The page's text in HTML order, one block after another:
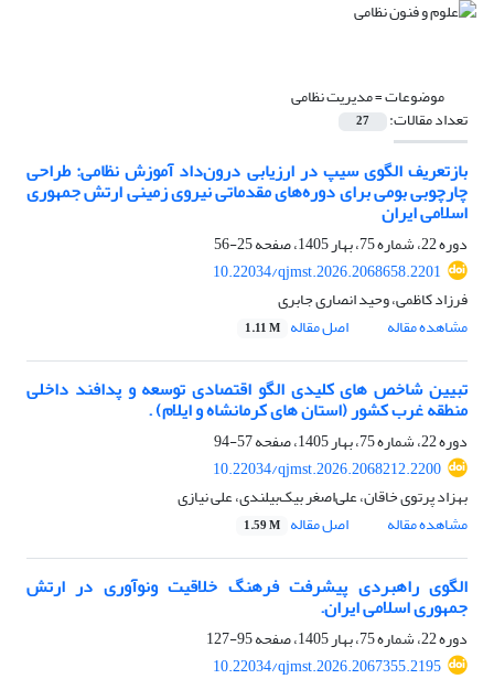
موضوعات =مدیریت نظامی
تعداد مقالات: 27
بازتعریف الگوی سیپ در ارزیابی درون‌داد آموزش نظامی: طراحی
چارچوبی بومی برای دوره‌های مقدماتی نیروی زمینی ارتش جمهوری
اسلامی ایران
دوره 22، شماره 75، بهار 1405، صفحه
25-56
10.22034/qjmst.2026.2068658.2201
فرزاد کاظمی، وحید انصاری جابری
مشاهده مقاله
اصل مقاله 1.11 M
تبیین شاخص های کلیدی الگو اقتصادی توسعه و پدافند داخلی
منطقه غرب کشور (استان های کرمانشاه و ایلام) .
دوره 22، شماره 75، بهار 1405، صفحه
57-94
10.22034/qjmst.2026.2068212.2200
بهزاد پرتوی خاقان، علی‌اصغر بیک‌بیلندی، علی نیازی
مشاهده مقاله
اصل مقاله 1.59 M
الگوی راهبردی پیشرفت فرهنگ خلاقیت ونوآوری در ارتش
جمهوری اسلامی ایران.
دوره 22، شماره 75، بهار 1405، صفحه
95-127
10.22034/qjmst.2026.2067355.2195